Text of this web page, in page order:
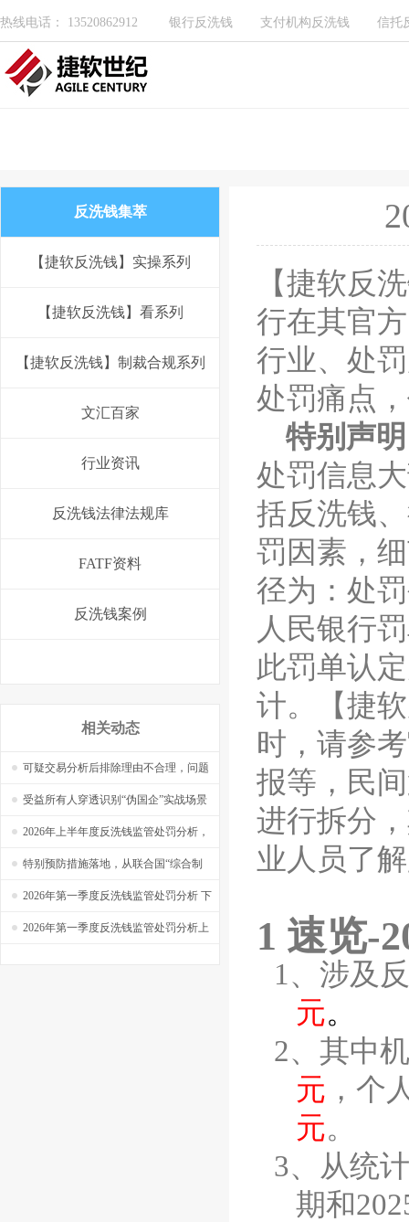
热线电话： 13520862912 银行反洗钱 支付机构反洗钱 信托
反洗钱集萃
【捷软反洗钱】实操系列
【捷软反洗钱】看系列
【捷软反洗钱】制裁合规系列
文汇百家
行业资讯
反洗钱法律法规库
FATF资料
反洗钱案例
相关动态
可疑交易分析后排除理由不合理，问题
在哪里，怎么改？——【捷软反洗钱】
实操系列之四十六
受益所有人穿透识别“伪国企”实战场景
——【捷软反洗钱】实操系列之四十五
2026年上半年度反洗钱监管处罚分析，
新规生效，半年罚单超过4亿！
特别预防措施落地，从联合国“综合制
裁”到“定向金融制裁”，你看懂了吗？
——【捷软反洗钱】看系列之十八
2026年第一季度反洗钱监管处罚分析 下
2026年第一季度反洗钱监管处罚分析上
【捷软反
行在其官
行业、处
处罚痛点
特别声
处罚信息
括反洗钱
罚因素，
径为：处
人民银行
此罚单认
计。【捷软
时，请参
报等，民
进行拆分
业人员了
1 速览-
1、 涉及
元。
2、 其中
元 ，个
元。
3、
从统
期和